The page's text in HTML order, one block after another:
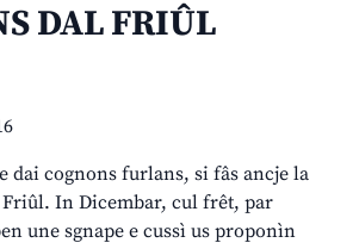
DAL FRIÛL
dai cognons furlans, si fâs ancje la
In Dicembar, cul frêt, par
une sgnape e cussì us proponìn